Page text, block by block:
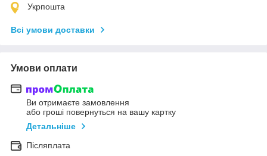
Укрпошта
Всі умови доставки
Умови оплати
Ви отримаєте замовлення
або гроші повернуться на вашу картку
Детальніше
Післяплата